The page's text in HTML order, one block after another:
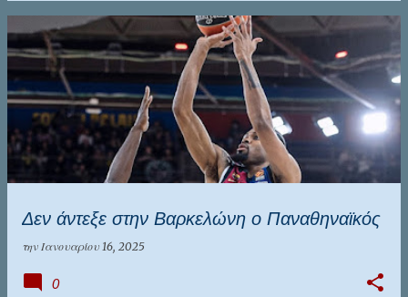
Δεν άντεξε στην Βαρκελώνη ο Παναθηναϊκός
την Ιανουαρίου 16, 2025
0